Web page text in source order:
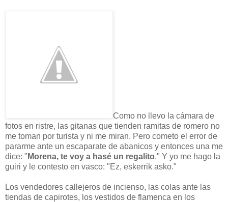
Como no llevo la cámara de
fotos en ristre, las gitanas que tienden ramitas de romero no
me toman por turista y ni me miran. Pero cometo el error de
pararme ante un escaparate de abanicos y entonces una me
dice: " Morena, te voy a hasé un regalito." Y yo me hago la
guiri y le contesto en vasco: "Ez, eskerrik asko."
Los vendedores callejeros de incienso, las colas ante las
tiendas de capirotes, los vestidos de flamenca en los